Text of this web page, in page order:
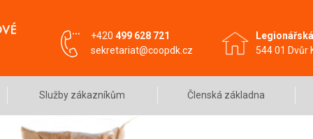
+420 499 628 721
sekretariat@coopdk.cz
544 01 Dvůr
Služby zákazníkům Členská základna